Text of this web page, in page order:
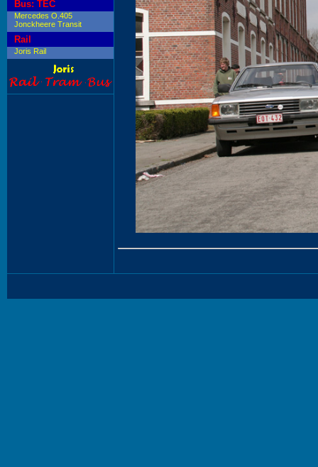
Bus: TEC
Mercedes O.405
Jonckheere Transit
Rail
Joris Rail